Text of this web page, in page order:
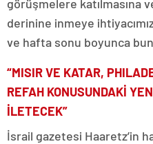
görüşmelere katılmasına
derinine inmeye
ve hafta sonu boyunca
“MISIR VE KATAR,
REFAH KONUSUNDAKİ
İLETECEK”
İsrail gazetesi Haaretz’in